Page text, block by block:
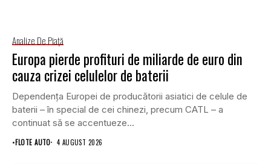
Analize De Piață
Europa pierde profituri de miliarde de euro din
cauza crizei celulelor de baterii
Dependența Europei de producătorii asiatici de celule de
baterii – în special de cei chinezi, precum CATL – a
continuat să se accentueze...
•FLOTE AUTO 4 AUGUST 2026